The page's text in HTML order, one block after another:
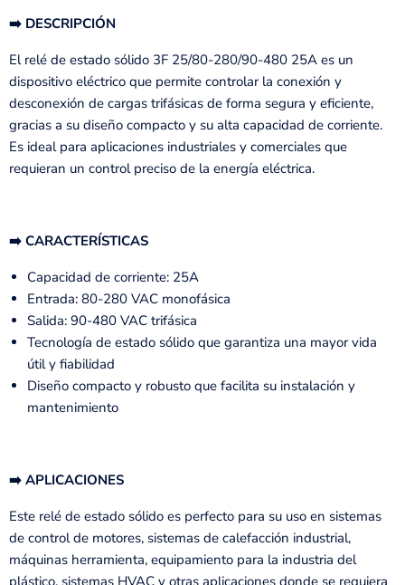
➡️ DESCRIPCIÓN
El relé de estado sólido 3F 25/80-280/90-480 25A es un
dispositivo eléctrico que permite controlar la conexión y
desconexión de cargas trifásicas de forma segura y eficiente,
gracias a su diseño compacto y su alta capacidad de corriente.
Es ideal para aplicaciones industriales y comerciales que
requieran un control preciso de la energía eléctrica.
➡️ CARACTERÍSTICAS
Capacidad de corriente: 25A
Entrada: 80-280 VAC monofásica
Salida: 90-480 VAC trifásica
Tecnología de estado sólido que garantiza una mayor vida
útil y fiabilidad
Diseño compacto y robusto que facilita su instalación y
mantenimiento
➡️ APLICACIONES
Este relé de estado sólido es perfecto para su uso en sistemas
de control de motores, sistemas de calefacción industrial,
máquinas herramienta, equipamiento para la industria del